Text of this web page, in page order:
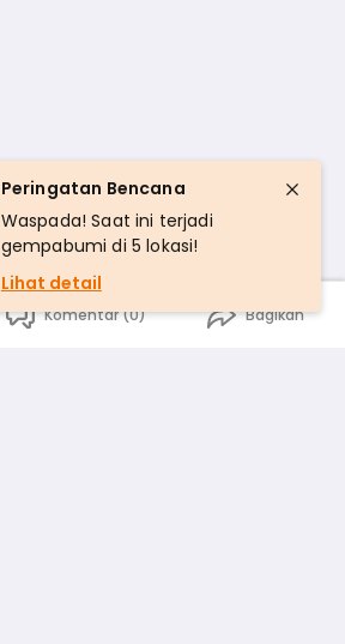
Komentar (0) Bagikan
Peringatan Bencana
Waspada! Saat ini terjadi
gempabumi di 5 lokasi!
Lihat detail